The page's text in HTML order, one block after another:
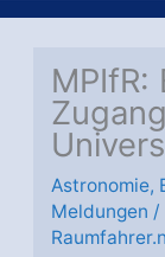
MPIfR:
Astronomie,
Meldungen /